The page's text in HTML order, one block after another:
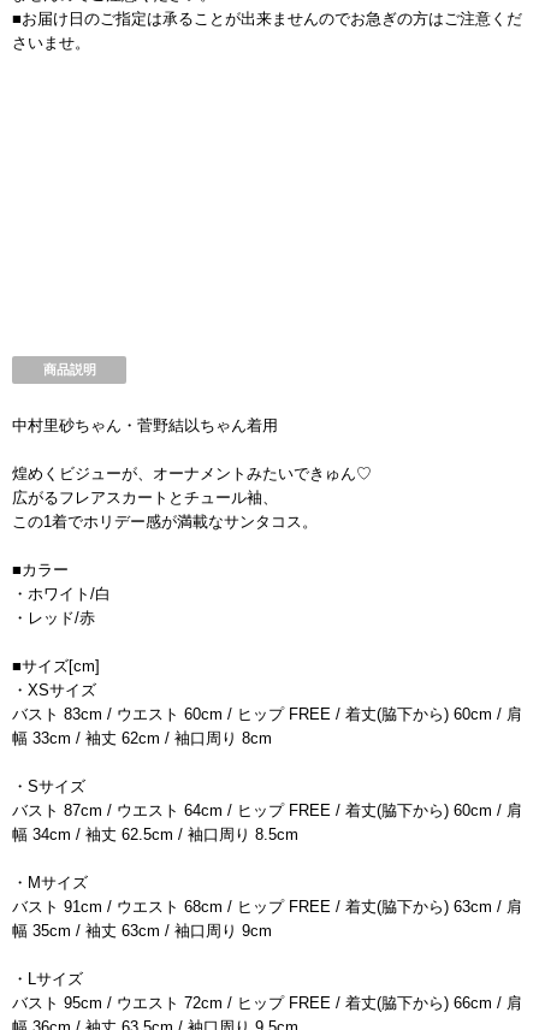
■お届け日のご指定は承ることが出来ませんのでお急ぎの方はご注意くだ
さいませ。
商品説明
中村里砂ちゃん・菅野結以ちゃん着用
煌めくビジューが、オーナメントみたいできゅん♡
広がるフレアスカートとチュール袖、
この1着でホリデー感が満載なサンタコス。
■カラー
・ホワイト/白
・レッド/赤
■サイズ[cm]
・XSサイズ
バスト 83cm / ウエスト 60cm / ヒップ FREE / 着丈(脇下から) 60cm / 肩
幅 33cm / 袖丈 62cm / 袖口周り 8cm
・Sサイズ
バスト 87cm / ウエスト 64cm / ヒップ FREE / 着丈(脇下から) 60cm / 肩
幅 34cm / 袖丈 62.5cm / 袖口周り 8.5cm
・Mサイズ
バスト 91cm / ウエスト 68cm / ヒップ FREE / 着丈(脇下から) 63cm / 肩
幅 35cm / 袖丈 63cm / 袖口周り 9cm
・Lサイズ
バスト 95cm / ウエスト 72cm / ヒップ FREE / 着丈(脇下から) 66cm / 肩